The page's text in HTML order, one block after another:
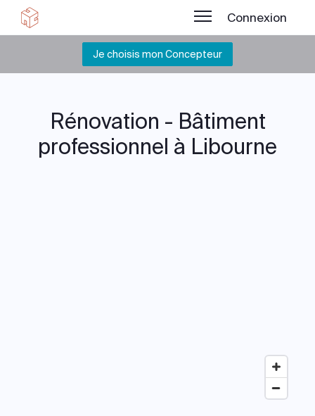
Connexion
Je choisis mon Concepteur
Rénovation - Bâtiment
professionnel à Libourne